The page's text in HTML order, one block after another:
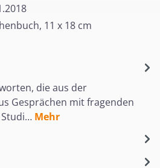
11 x 18 cm
die aus der
Gesprächen mit fragenden
Studi… Mehr